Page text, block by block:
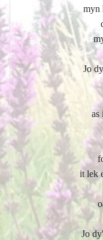
myn
Jo
as
it lek
Jo